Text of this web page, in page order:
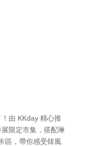
由 KKday 精心推
限定市集，搭配琳
區，帶你感受韓風